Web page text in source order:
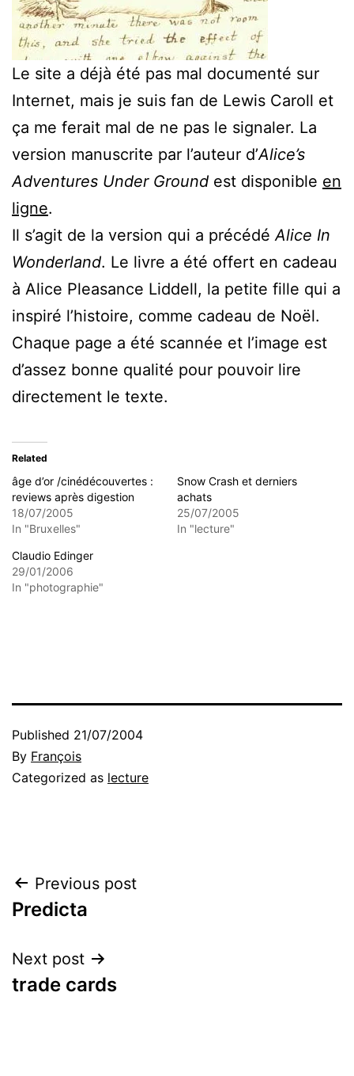
Le site a déjà été pas mal documenté sur
Internet, mais je suis fan de Lewis Caroll et
ça me ferait mal de ne pas le signaler. La
version manuscrite par l’auteur d’Alice’s
Adventures Under Ground est disponible en
ligne.
Il s’agit de la version qui a précédé Alice In
Wonderland. Le livre a été offert en cadeau
à Alice Pleasance Liddell, la petite fille qui a
inspiré l’histoire, comme cadeau de Noël.
Chaque page a été scannée et l’image est
d’assez bonne qualité pour pouvoir lire
directement le texte.
Related
âge d’or /cinédécouvertes :
reviews après digestion
18/07/2005
In "Bruxelles"
Snow Crash et derniers
achats
25/07/2005
In "lecture"
Claudio Edinger
29/01/2006
In "photographie"
Published 21/07/2004
By François
Categorized as lecture
Post
navigation
Previous post
Predicta
Next post
trade cards